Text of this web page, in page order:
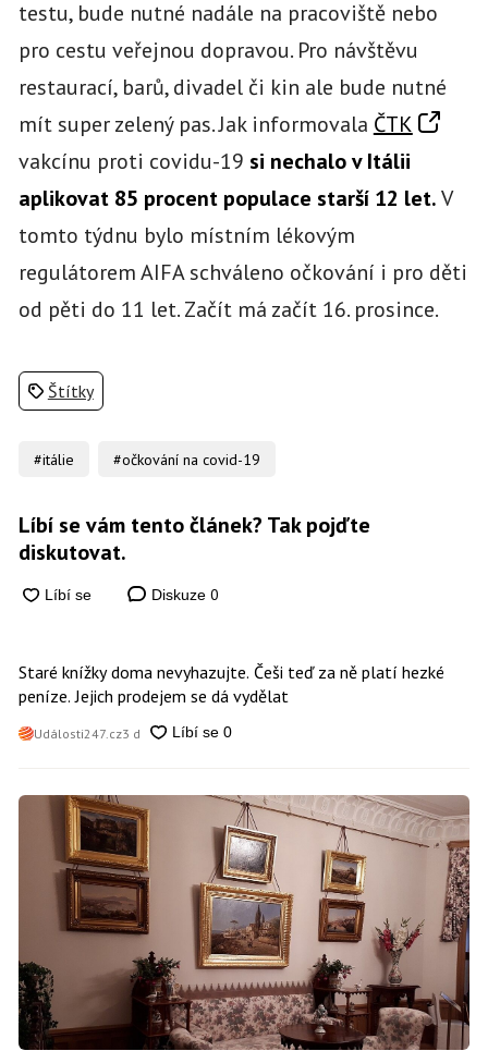
testu, bude nutné nadále na pracoviště nebo
pro cestu veřejnou dopravou. Pro návštěvu
restaurací, barů, divadel či kin ale bude nutné
mít super zelený pas. Jak informovala ČTK
vakcínu proti covidu-19 si nechalo v Itálii
aplikovat 85 procent populace starší 12 let.V
tomto týdnu bylo místním lékovým
regulátorem AIFA schváleno očkování i pro děti
od pěti do 11 let. Začít má začít 16. prosince.
Štítky
#itálie #očkování na covid-19
Líbí se vám tento článek? Tak pojďte
diskutovat.
Diskuze 0
Staré knížky doma nevyhazujte. Češi teď za ně platí hezké
peníze. Jejich prodejem se dá vydělat
Události247.cz3 d